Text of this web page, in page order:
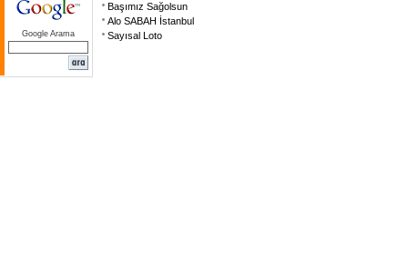
Google Arama
Başımız Sağolsun
Alo SABAH İstanbul
Sayısal Loto